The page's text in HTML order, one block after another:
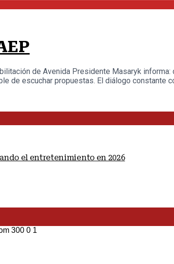
de Avenida Presidente Masaryk
de escuchar propuestas. El diálogo constante
el entretenimiento en 2026
300 0 1